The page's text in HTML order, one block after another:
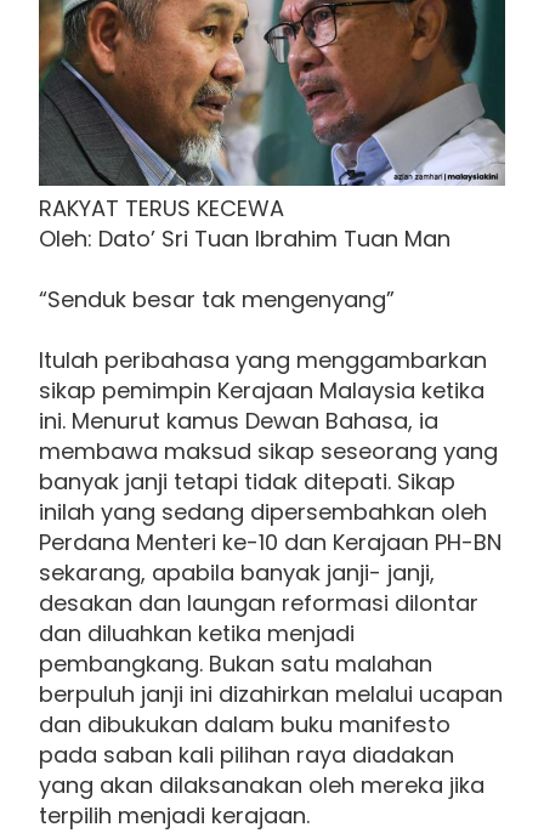
RAKYAT TERUS KECEWA
Oleh: Dato’ Sri Tuan Ibrahim Tuan Man
“Senduk besar tak mengenyang”
Itulah peribahasa yang menggambarkan
sikap pemimpin Kerajaan Malaysia ketika
ini. Menurut kamus Dewan Bahasa, ia
membawa maksud sikap seseorang yang
banyak janji tetapi tidak ditepati. Sikap
inilah yang sedang dipersembahkan oleh
Perdana Menteri ke-10 dan Kerajaan PH-BN
sekarang, apabila banyak janji- janji,
desakan dan laungan reformasi dilontar
dan diluahkan ketika menjadi
pembangkang. Bukan satu malahan
berpuluh janji ini dizahirkan melalui ucapan
dan dibukukan dalam buku manifesto
pada saban kali pilihan raya diadakan
yang akan dilaksanakan oleh mereka jika
terpilih menjadi kerajaan.